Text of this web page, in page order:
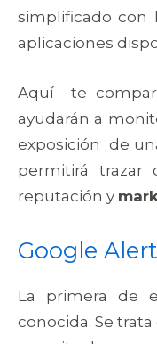
simplificado con
aplicaciones
Aquí te
ayudarán a
exposición de
permitirá trazar
reputación y
Google
La primera de
conocida. Se